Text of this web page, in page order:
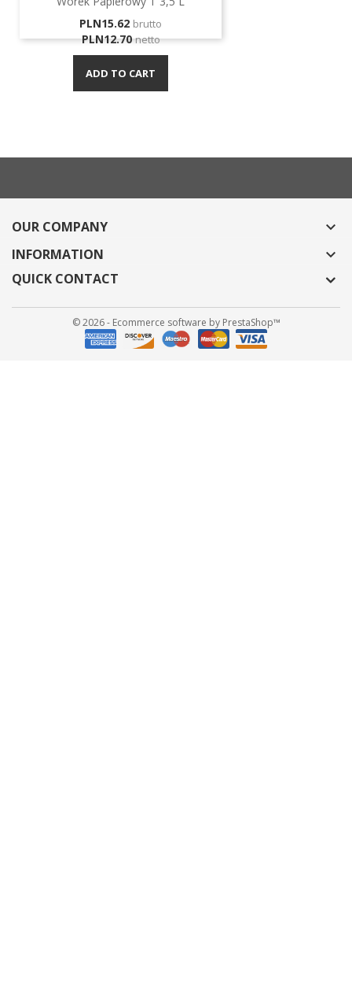
Price
PLN15.62 brutto
PLN12.70 netto
ADD TO CART
OUR COMPANY 
INFORMATION 
QUICK CONTACT
© 2026 - Ecommerce software by PrestaShop™